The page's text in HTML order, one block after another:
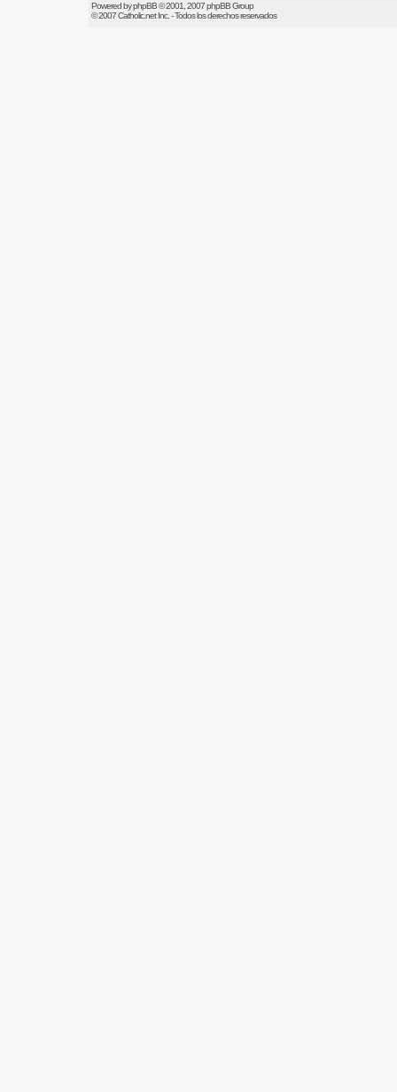
Powered byphpBB© 2001, 2007 phpBB Group
© 2007Catholic.netInc. - Todos los derechos reservados